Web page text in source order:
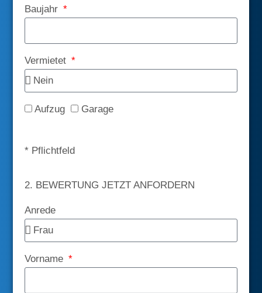
Baujahr
Vermietet
Aufzug Garage
* Pflichtfeld
2. BEWERTUNG JETZT ANFORDERN
Anrede
Vorname